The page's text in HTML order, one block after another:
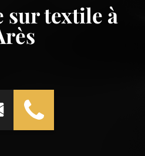
sur textile à